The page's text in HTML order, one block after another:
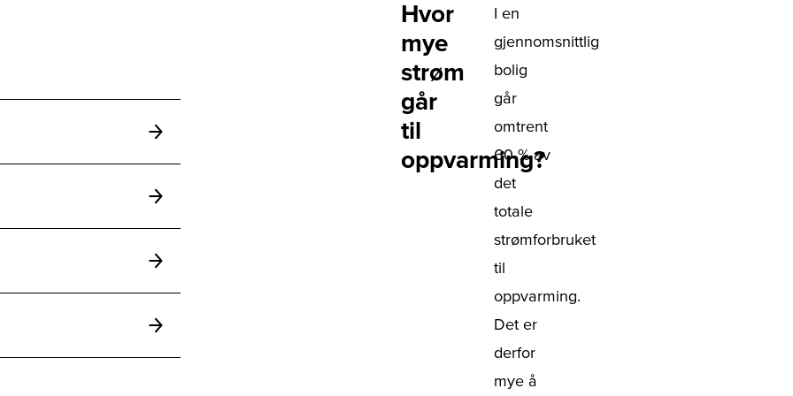
Hvor
mye
strøm
går
til
oppvarming?
I en
gjennomsnittlig
bolig
går
omtrent
60 % av
det
totale
strømforbruket
til
oppvarming.
Det er
derfor
mye å